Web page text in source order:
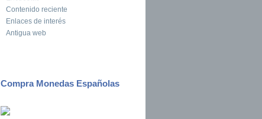
Contenido reciente
Enlaces de interés
Antigua web
Compra Monedas Españolas